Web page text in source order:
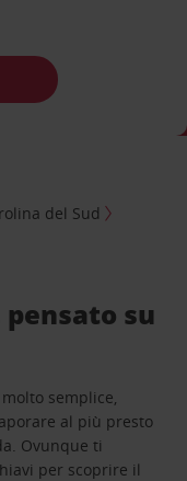
del Sud
su
semplice,
al più presto
Ovunque ti
per scoprire il